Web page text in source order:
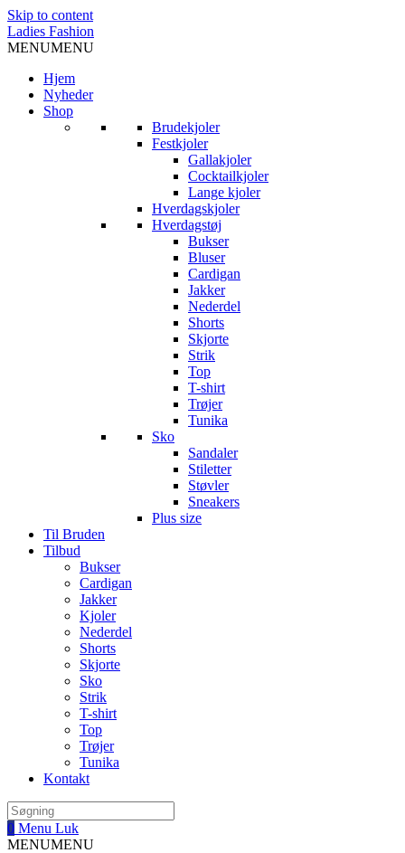
Skip to content
Ladies Fashion
MENUMENU
Hjem
Nyheder
Shop
Brudekjoler
Festkjoler
Gallakjoler
Cocktailkjoler
Lange kjoler
Hverdagskjoler
Hverdagstøj
Bukser
Bluser
Cardigan
Jakker
Nederdel
Shorts
Skjorte
Strik
Top
T-shirt
Trøjer
Tunika
Sko
Sandaler
Stiletter
Støvler
Sneakers
Plus size
Til Bruden
Tilbud
Bukser
Cardigan
Jakker
Kjoler
Nederdel
Shorts
Skjorte
Sko
Strik
T-shirt
Top
Trøjer
Tunika
Kontakt
0 Menu Luk
MENUMENU